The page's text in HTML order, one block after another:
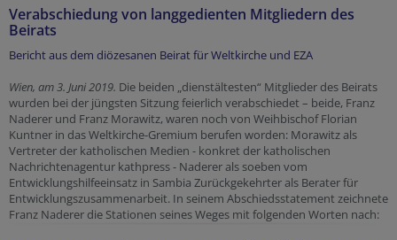
Verabschiedung von langgedienten Mitgliedern des
Beirats
Bericht aus dem diözesanen Beirat für Weltkirche und EZA
Wien, am 3. Juni 2019. Die beiden „dienstältesten“ Mitglieder des Beirats
wurden bei der jüngsten Sitzung feierlich verabschiedet – beide, Franz
Naderer und Franz Morawitz, waren noch von Weihbischof Florian
Kuntner in das Weltkirche-Gremium berufen worden: Morawitz als
Vertreter der katholischen Medien - konkret der katholischen
Nachrichtenagentur kathpress - Naderer als soeben vom
Entwicklungshilfeeinsatz in Sambia Zurückgekehrter als Berater für
Entwicklungszusammenarbeit. In seinem Abschiedsstatement zeichnete
Franz Naderer die Stationen seines Weges mit folgenden Worten nach: